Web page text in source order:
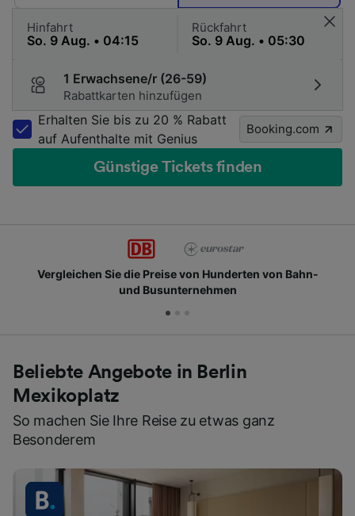
Hinfahrt Rückfahrt
1 Erwachsene/r (26-59)
Rabattkarten hinzufügen
Erhalten Sie bis zu 20 % Rabatt
auf Aufenthalte mit Genius
Booking.com
Günstige Tickets finden
Vergleichen Sie die Preise von Hunderten von Bahn-
und Busunternehmen
Beliebte Angebote in Berlin
Mexikoplatz
So machen Sie Ihre Reise zu etwas ganz
Besonderem